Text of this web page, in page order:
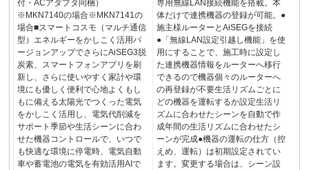
付・ACアダプタ同梱）
※MKN7140の場合※MKN7141の
場合■スマートコスモ（マルチ通信
型）エネルギーをかしこく活用バ
ージョンアップでさらにAiSEG3脱
炭素、スマートフォンアプリを刷
新し、さらに使いやすく家計や環
境にも優しく便利で心地よくもし
もに備える太陽光でつくった電気
をかしこく活用し、電気代削減を
サポート季節や生活シーンに合わ
せた機器コントロールで、いつで
も快適な環境に停電時、電気自動
車や蓄電池の電気を有効活用AIで
専用無線LAN接続機能を搭載。本
体だけで連携機器の登録が可能。●
施主様ルーターとAiSEGを接続
●「無線LAN設定引越し機能」を使
用にすることで、施工時に設定し
た連携機器情報をルーターへ移行
できるので機器個々のルーターへ
の再登録が不要生活リズムごとに
どの機器を運転するか設定生活リ
ズムに合わせたシーンを⾃動で作
成年間の生活リズムに合わせたシ
ーンが完成●機器の運転の仕方（控
えめ、運転）は初期設定されてい
ます。変更する場合は、シーン設